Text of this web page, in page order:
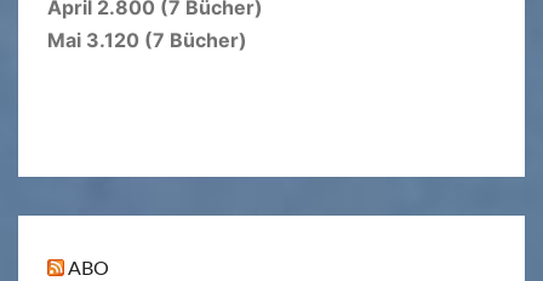
April 2.800 (7 Bücher)
Mai 3.120 (7 Bücher)
ABO